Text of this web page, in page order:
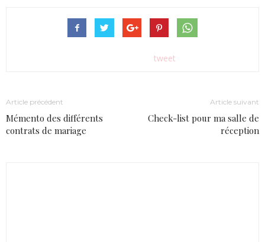
tweet
Article précédent
Mémento des différents
contrats de mariage
Article suivant
Check-list pour ma salle de
réception